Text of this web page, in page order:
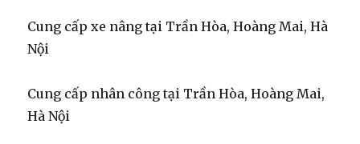
Cung cấp xe nâng tại Trần Hòa, Hoàng Mai, Hà
Nội
Cung cấp nhân công tại Trần Hòa, Hoàng Mai,
Hà Nội